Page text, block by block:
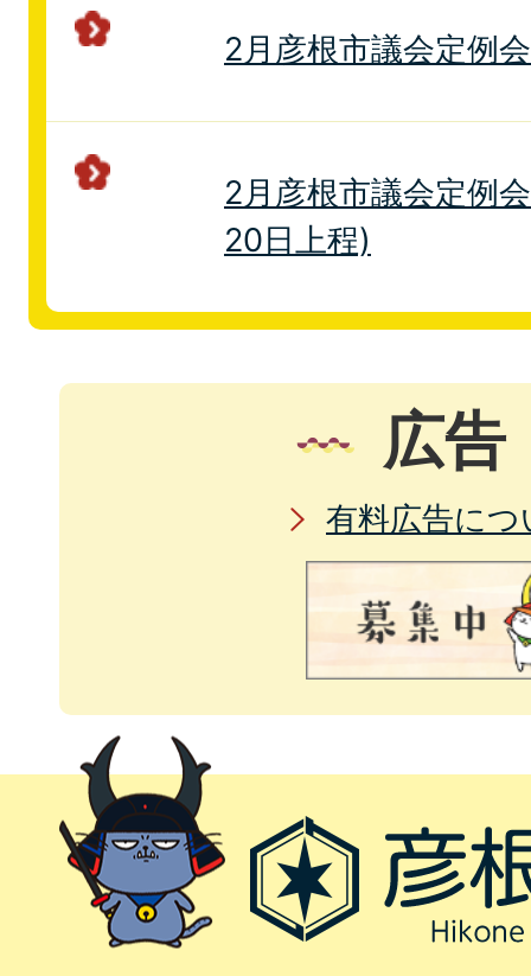
2月彦根市議会定例
2月彦根市議会定例
20日上程)
広告
有料広告につ